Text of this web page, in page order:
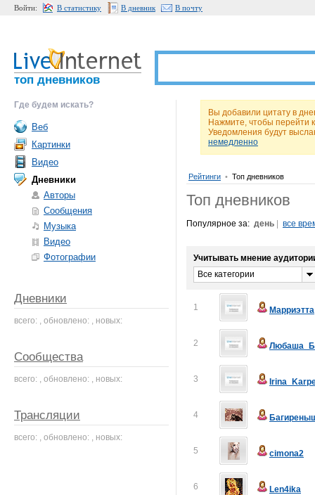
Войти: В статистику В дневник В почту
топ дневников
Вы добавили цитату в
Нажмите, чтобы перейти
Уведомления будут
немедленно
Рейтинги • Топ дневников
Топ дневников
Популярное за: день все
Учитывать мнение
Все категории
1 Марриэтта
2
3
4
5 cimona2
6 Len4ika
Где будем искать?
Веб
Картинки
Видео
Дневники
Авторы
Сообщения
Музыка
Видео
Фотографии
Дневники
всего: , обновлено: , новых:
Сообщества
всего: , обновлено: , новых:
Трансляции
всего: , обновлено: , новых: